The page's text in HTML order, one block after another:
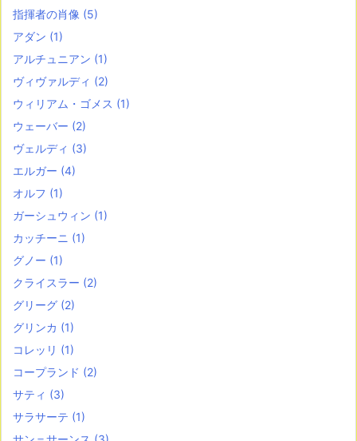
指揮者の肖像 (5)
アダン (1)
アルチュニアン (1)
ヴィヴァルディ (2)
ウィリアム・ゴメス (1)
ウェーバー (2)
ヴェルディ (3)
エルガー (4)
オルフ (1)
ガーシュウィン (1)
カッチーニ (1)
グノー (1)
クライスラー (2)
グリーグ (2)
グリンカ (1)
コレッリ (1)
コープランド (2)
サティ (3)
サラサーテ (1)